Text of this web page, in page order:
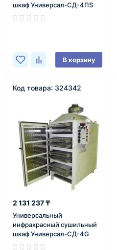
шкаф Универсал-СД-4ПS
В корзину
Код товара: 324342
2 131 237 ₸
Универсальный
инфракрасный сушильный
шкаф Универсал-СД-4G